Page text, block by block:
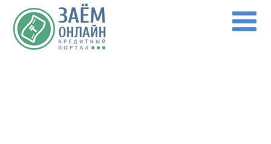
Перейти к основному содержанию